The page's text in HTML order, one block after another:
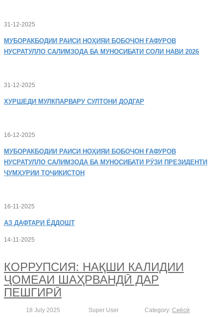
31-12-2025
МУБОРАКБОДИИ РАИСИ НОҲИЯИ БОБОҶОН ҒАФУРОВ
НУСРАТУЛЛО САЛИМЗОДА БА МУНОСИБАТИ СОЛИ НАВИ 2026
31-12-2025
ХУРШЕДИ МУЛКПАРВАРУ СУЛТОНИ ДОДГАР
16-12-2025
МУБОРАКБОДИИ РАИСИ НОҲИЯИ БОБОҶОН ҒАФУРОВ
НУСРАТУЛЛО САЛИМЗОДА БА МУНОСИБАТИ РӮЗИ ПРЕЗИДЕНТИ
ҶУМҲУРИИ ТОҶИКИСТОН
16-11-2025
АЗ ДАФТАРИ ЁДДОШТ
14-11-2025
КОРРУПСИЯ: НАҚШИ КАЛИДИИ
ҶОМЕАИ ШАҲРВАНДӢ ДАР
ПЕШГИРӢ
18 July 2025 Super User Category: Сиёсӣ